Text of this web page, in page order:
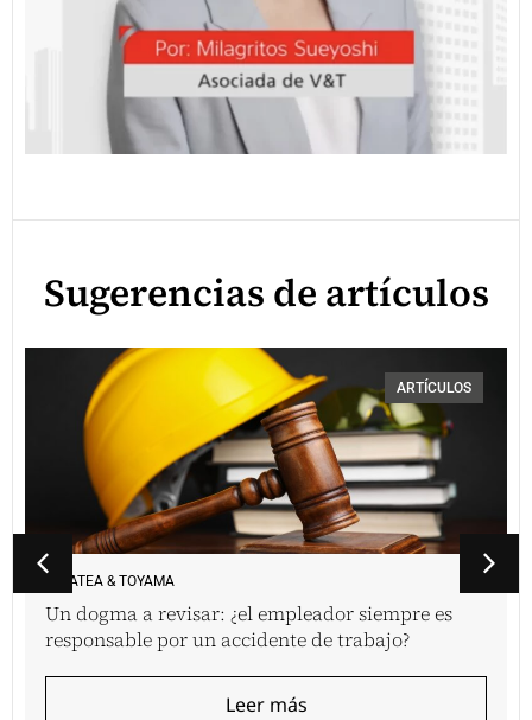
Sugerencias de artículos
ARTÍCULOS
VINATEA & TOYAMA
Un dogma a revisar: ¿el empleador siempre es
responsable por un accidente de trabajo?
Leer más